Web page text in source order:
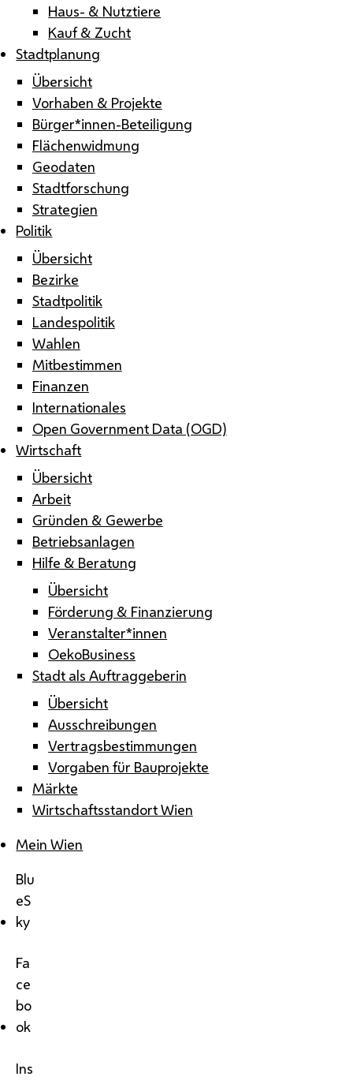
Haus- & Nutztiere
Kauf & Zucht
Stadtplanung
Übersicht
Vorhaben & Projekte
Bürger*innen-Beteiligung
Flächenwidmung
Geodaten
Stadtforschung
Strategien
Politik
Übersicht
Bezirke
Stadtpolitik
Landespolitik
Wahlen
Mitbestimmen
Finanzen
Internationales
Open Government Data (OGD)
Wirtschaft
Übersicht
Arbeit
Gründen & Gewerbe
Betriebsanlagen
Hilfe & Beratung
Übersicht
Förderung & Finanzierung
Veranstalter*innen
OekoBusiness
Stadt als Auftraggeberin
Übersicht
Ausschreibungen
Vertragsbestimmungen
Vorgaben für Bauprojekte
Märkte
Wirtschaftsstandort Wien
Mein Wien
Blu
eS
ky
Fa
ce
bo
ok
Ins